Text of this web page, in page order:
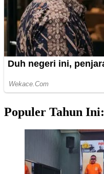
Populer Tahun Ini: